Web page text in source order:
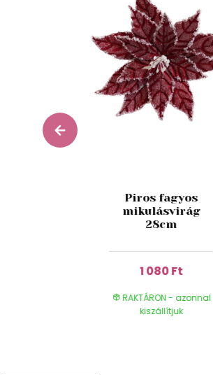
Piros fagyos
mikulásvirág
28cm
1 080 Ft
RAKTÁRON - azonnal
kiszállítjuk